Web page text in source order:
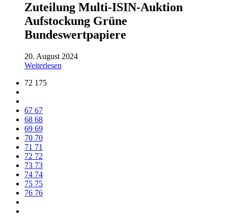
Zuteilung Multi-ISIN-Auktion
Aufstockung Grüne
Bundeswertpapiere
20. August 2024
Weiterlesen
72 175
67 67
68 68
69 69
70 70
71 71
72 72
73 73
74 74
75 75
76 76